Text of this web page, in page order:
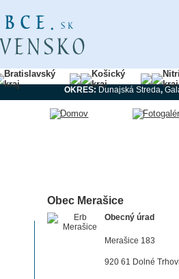
Bratislavský
kraj
Košický
kraj
kraj
OKRES:Dunajská Streda,
Obec Merašice
Obecný úrad
Merašice 183
920 61 Dolné